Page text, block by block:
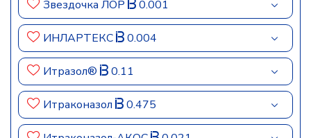
Звездочка ЛОР 0.001
ИНЛАРТЕКС 0.004
Итразол® 0.11
Итраконазол 0.475